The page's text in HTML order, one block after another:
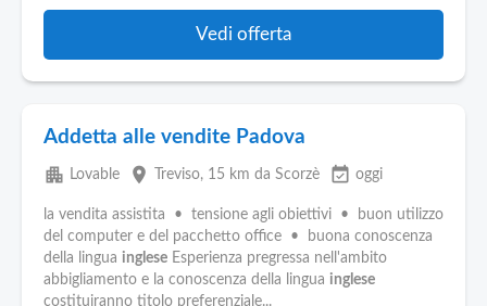
Vedi offerta
Addetta alle vendite Padova
apartment Lovable place Treviso, 15 km da Scorzè event_available oggi
la vendita assistita • tensione agli obiettivi • buon utilizzo
del computer e del pacchetto office • buona conoscenza
della lingua inglese Esperienza pregressa nell'ambito
abbigliamento e la conoscenza della lingua inglese
costituiranno titolo preferenziale...